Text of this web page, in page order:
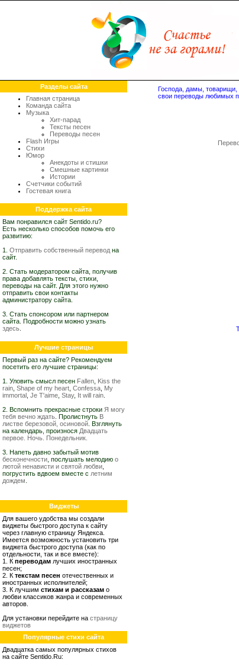
Разделы сайта
Главная страница
Команда сайта
Музыка
Хит-парад
Тексты песен
Переводы песен
Flash Игры
Стихи
Юмор
Анекдоты и стишки
Смешные картинки
Истории
Счетчики событий
Гостевая книга
Поддержка сайта
Вам понравился сайт Sentido.ru?
Есть несколько способов помочь его
развитию:
1. Отправить собственный перевод на
сайт.
2. Стать модератором сайта, получив
права добавлять тексты, стихи,
переводы на сайт. Для этого нужно
отправить свои контакты
администратору сайта.
3. Стать спонсором или партнером
сайта. Подробности можно узнать
здесь
Лучшие страницы
Первый раз на сайте? Рекомендуем
посетить его лучшие страницы:
1. Уловить смысл песен Fallen Kiss the
rain Shape of my heart Confessa My
immortal Je T'aime Stay, It will rain
2. Вспомнить прекрасные строки Я могу
тебя вечно ждать . Пролистнуть В
листве березовой, осиновой . Взглянуть
на календарь, произнося Двадцать
первое. Ночь. Понедельник.
3. Напеть давно забытый мотив
бесконечности , послушать мелодию о
лютой ненависти и святой любви
погрустить вдвоем вместе с летним
дождем
Виджеты
Для вашего удобства мы создали
виджеты быстрого доступа к сайту
через главную страницу Яндекса.
Имеется возможность установить три
виджета быстрого доступа (как по
отдельности, так и все вместе):
1. К переводам лучших иностранных
песен;
2. К текстам песен отечественных и
иностранных исполнителей;
3. К лучшим стихам и рассказам о
любви классиков жанра и современных
авторов.
Для установки перейдите на страницу
виджетов
Популярные стихи сайта
Двадцатка самых популярных стихов
на сайте Sentido.Ru:
Господа, дамы,
свои переводы любимых